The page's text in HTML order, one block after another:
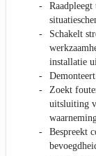
Raadpleegt
Schakelt
installatie
Zoekt
uitsluiting
Bespreekt